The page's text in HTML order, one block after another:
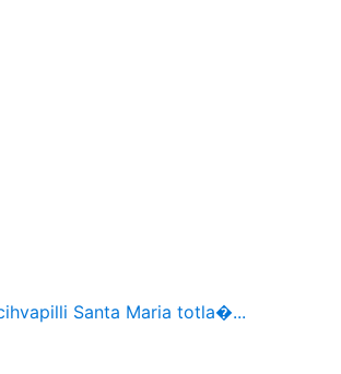
Santa Maria totla�...